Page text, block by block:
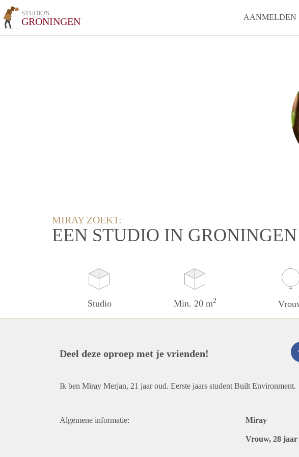
STUDIO'S
GRONINGEN AANMELDEN
MIRAY ZOEKT:
EEN STUDIO IN GRONINGEN
Studio Min. 20 m2
Deel deze oproep met je vrienden!
Ik ben Miray Merjan, 21 jaar oud. Eerste jaars student Built Environment.
Algemene informatie: Miray
Vrouw, 28 jaar